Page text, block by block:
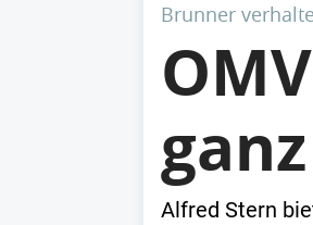
Brunner
Alfred Stern